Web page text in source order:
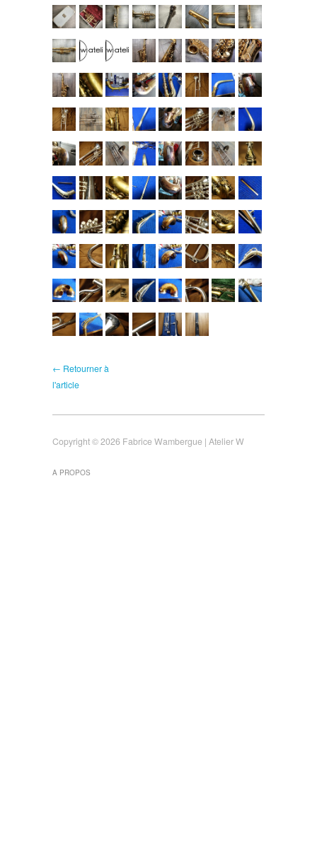
← Retourner à
l'article
Copyright © 2026 Fabrice Wambergue | Atelier W
A PROPOS